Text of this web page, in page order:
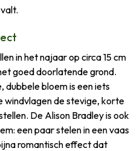
in het najaar op circa 15 cm
goed doorlatende grond.
dubbele bloem is een iets
windvlagen de stevige, korte
De Alison Bradley is ook
een paar stelen in een vaas
romantisch effect dat